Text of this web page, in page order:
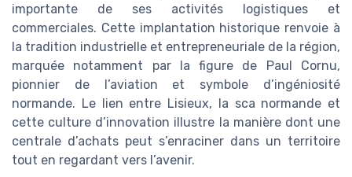
importante de ses activités logistiques et
commerciales. Cette implantation historique renvoie à
la tradition industrielle et entrepreneuriale de la région,
marquée notamment par la figure de Paul Cornu,
pionnier de l’aviation et symbole d’ingéniosité
normande. Le lien entre Lisieux, la sca normande et
cette culture d’innovation illustre la manière dont une
centrale d’achats peut s’enraciner dans un territoire
tout en regardant vers l’avenir.